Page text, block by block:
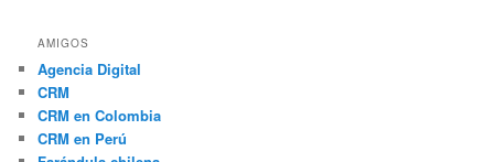
AMIGOS
Agencia Digital
CRM
CRM en Colombia
CRM en Perú